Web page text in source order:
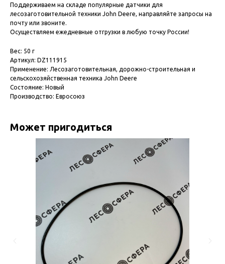
Поддерживаем на складе популярные датчики для
лесозаготовительной техники John Deere, направляйте запросы на
почту или звоните.
Осуществляем ежедневные отгрузки в любую точку России!
Вес: 50 г
Артикул: DZ111915
Применение: Лесозаготовительная, дорожно-строительная и
сельскохозяйственная техника John Deere
Состояние: Новый
Производство: Евросоюз
Может пригодиться